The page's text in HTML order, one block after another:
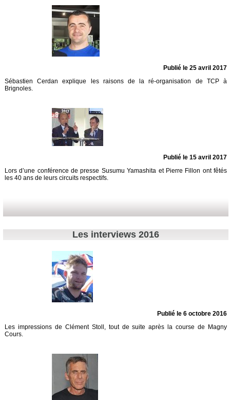
Publié le 25 avril 2017
Sébastien Cerdan explique les raisons de la ré-organisation de TCP à
Brignoles.
Publié le 15 avril 2017
Lors d’une conférence de presse Susumu Yamashita et Pierre Fillon ont fêtés
les 40 ans de leurs circuits respectifs.
Les interviews 2016
Publié le 6 octobre 2016
Les impressions de Clément Stoll, tout de suite après la course de Magny
Cours.